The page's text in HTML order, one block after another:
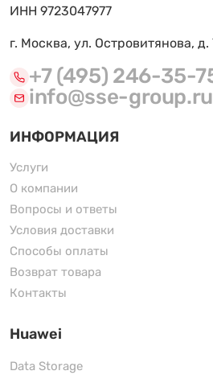
ИНН 9723047977
г. Москва, ул. Островитянова, д.
+7 (495) 246-35-
info@sse-group.ru
ИНФОРМАЦИЯ
Услуги
О компании
Вопросы и ответы
Условия доставки
Способы оплаты
Возврат товара
Контакты
Huawei
Data Storage